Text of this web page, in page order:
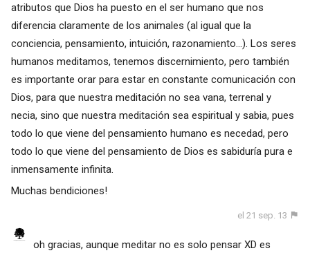
atributos que Dios ha puesto en el ser humano que nos
diferencia claramente de los animales (al igual que la
conciencia, pensamiento, intuición, razonamiento...). Los seres
humanos meditamos, tenemos discernimiento, pero también
es importante orar para estar en constante comunicación con
Dios, para que nuestra meditación no sea vana, terrenal y
necia, sino que nuestra meditación sea espiritual y sabia, pues
todo lo que viene del pensamiento humano es necedad, pero
todo lo que viene del pensamiento de Dios es sabiduría pura e
inmensamente infinita.
Muchas bendiciones!
el 21 sep. 13
oh gracias, aunque meditar no es solo pensar XD es